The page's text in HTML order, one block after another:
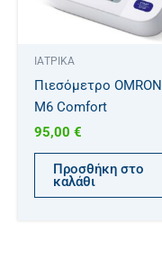
ΙΑΤΡΙΚΑ
Πιεσόμετρο OMRON
M6 Comfort
95,00 €
Προσθήκη στο
καλάθι